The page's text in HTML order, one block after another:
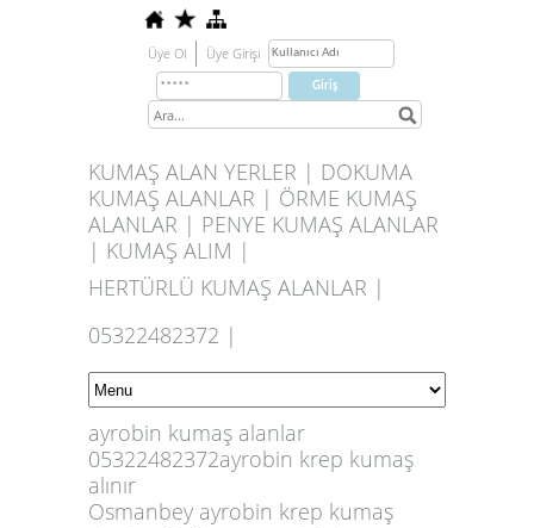
Üye Ol Üye Girişi
KUMAŞ ALAN YERLER | DOKUMA
KUMAŞ ALANLAR | ÖRME KUMAŞ
ALANLAR | PENYE KUMAŞ ALANLAR
| KUMAŞ ALIM |
HERTÜRLÜ KUMAŞ ALANLAR |
05322482372 |
ayrobin kumaş alanlar
05322482372ayrobin krep kumaş
alınır
Osmanbey ayrobin krep kumaş